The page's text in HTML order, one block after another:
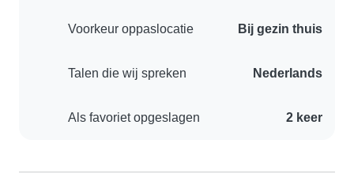
Voorkeur oppaslocatie Bij gezin thuis
Talen die wij spreken Nederlands
Als favoriet opgeslagen 2 keer